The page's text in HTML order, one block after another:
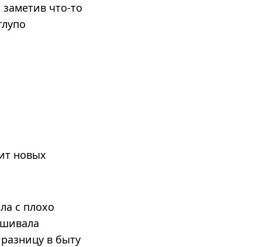
что-то
новых
с плохо
в быту